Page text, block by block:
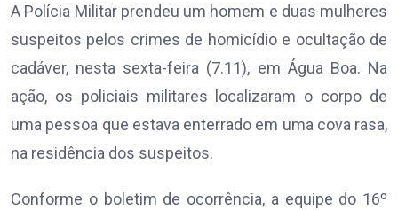
A Polícia Militar prendeu um homem e duas mulheres
suspeitos pelos crimes de homicídio e ocultação de
cadáver, nesta sexta-feira (7.11), em Água Boa. Na
ação, os policiais militares localizaram o corpo de
uma pessoa que estava enterrado em uma cova rasa,
na residência dos suspeitos.
Conforme o boletim de ocorrência, a equipe do 16º